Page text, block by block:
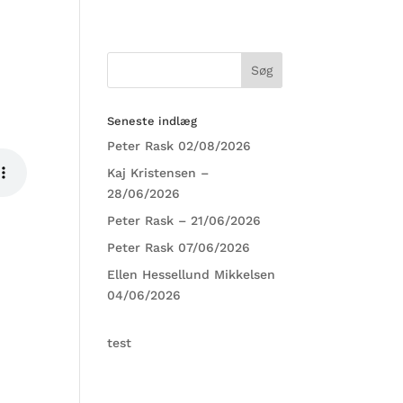
Seneste indlæg
Peter Rask 02/08/2026
Kaj Kristensen –
28/06/2026
Peter Rask – 21/06/2026
Peter Rask 07/06/2026
Ellen Hessellund Mikkelsen
04/06/2026
test